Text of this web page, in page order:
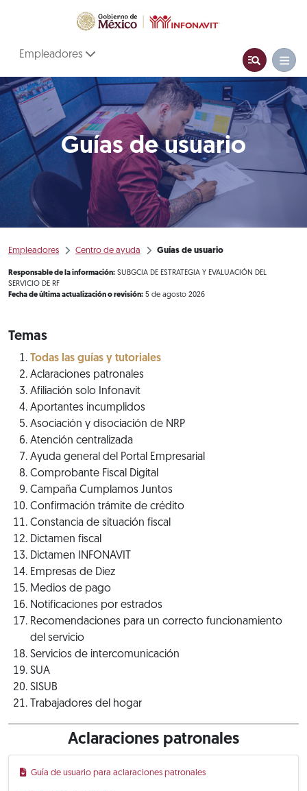
Empleadores
Guías de usuario
Empleadores Centro de ayuda Guías de usuario
Responsable de la información: SUBGCIA DE ESTRATEGIA Y EVALUACIÓN DEL
SERVICIO DE RF
Fecha de última actualización o revisión: 5 de agosto 2026
Temas
Todas las guías y tutoriales
Aclaraciones patronales
Afiliación solo Infonavit
Aportantes incumplidos
Asociación y disociación de NRP
Atención centralizada
Ayuda general del Portal Empresarial
Comprobante Fiscal Digital
Campaña Cumplamos Juntos
Confirmación trámite de crédito
Constancia de situación fiscal
Dictamen fiscal
Dictamen INFONAVIT
Empresas de Diez
Medios de pago
Notificaciones por estrados
Recomendaciones para un correcto funcionamiento
del servicio
Servicios de intercomunicación
SUA
SISUB
Trabajadores del hogar
Aclaraciones patronales
Guía de usuario para aclaraciones patronales